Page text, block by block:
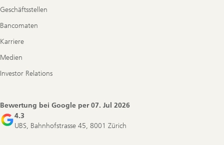
Geschäftsstellen
Bancomaten
Karriere
Medien
Investor Relations
Bewertung bei Google per07. Jul 2026
4.3
UBS, Bahnhofstrasse 45, 8001 Zürich